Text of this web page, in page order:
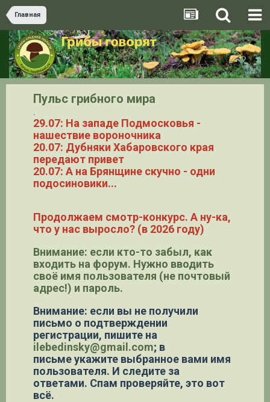
Главная
Пульс грибного мира
.
29.07: На западе Подмосковья -
нашествие вороночника
20.07: Дубняки Хабаровского края
передают привет
20.07: А на Брянщине скучно - одни
подосиновики...
Продолжаем смотр-конкурс. А ну-ка,
что у нас выросло? (в 2026 году)
Внимание: если кто-то забыл, как
входить на форум. Нужно вводить
своё имя пользователя (не почтовый
адрес!) и пароль.
Внимание: если вы не получили
письмо о подтверждении
регистрации, пишите на
ilebedinsky@gmail.com; в
письме укажите выбранное вами имя
пользователя. И следите за
ответами. Спам проверяйте, это вот
всё.